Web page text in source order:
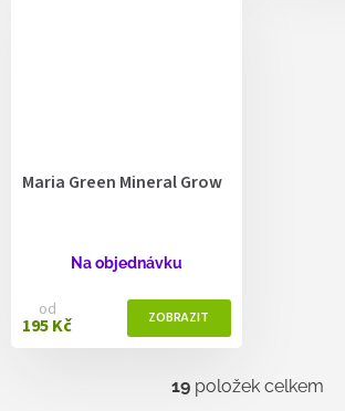
Maria Green Mineral Grow
Na objednávku
od
195 Kč
O
19 položek celkem